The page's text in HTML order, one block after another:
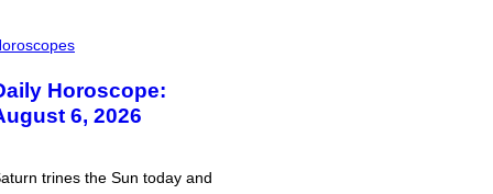
Horoscope:
6, 2026
trines the Sun today and